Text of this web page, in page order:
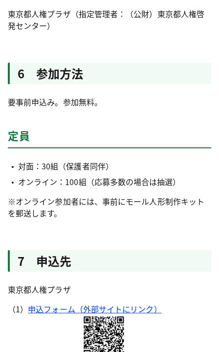
東京都人権プラザ（指定管理者：（公財）東京都人権啓
発センター）
6 参加方法
要事前申込み。参加無料。
定員
対面：30組（保護者同伴）
オンライン：100組（応募多数の場合は抽選）
※オンライン参加者には、事前にモール人形制作キット
を郵送します。
7 申込先
東京都人権プラザ
（1） 申込フォーム（外部サイトにリンク）